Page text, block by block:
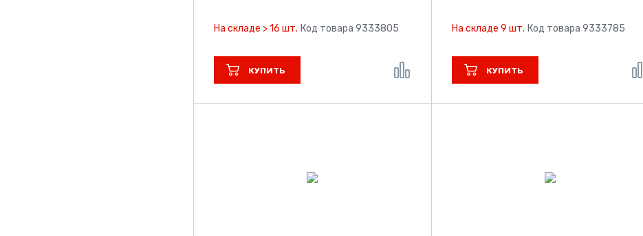
На складе > 16 шт. Код товара 9333805
КУПИТЬ
На складе 9 шт. Код товара 9333785
КУПИТЬ